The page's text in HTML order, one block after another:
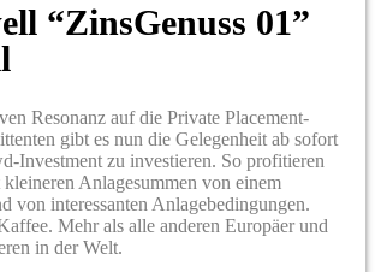
“ZinsGenuss 01”
Resonanz auf die Private Placement-
gibt es nun die Gelegenheit ab sofort
Investment zu investieren. So profitieren
Anlagesummen von einem
von interessanten Anlagebedingungen.
Mehr als alle anderen Europäer und
in der Welt.